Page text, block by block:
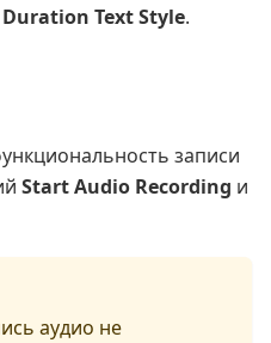
Text Style.
записи
Start Audio Recording и
аудио не